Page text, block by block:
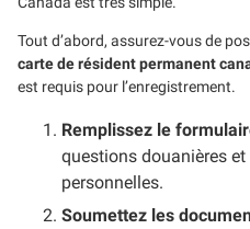
Tout d’abord, assurez-vous de
carte de résident permanent
est requis pour l’enregistrement.
Remplissez le
questions douanières
personnelles.
Soumettez les